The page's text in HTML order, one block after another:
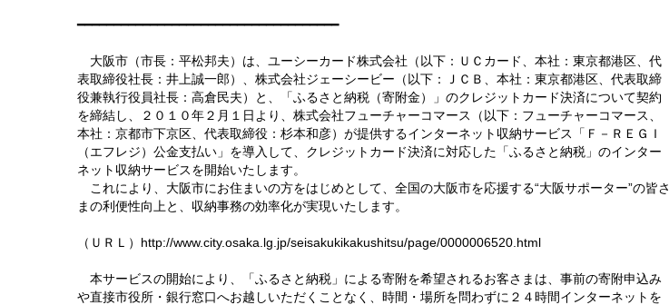
━━━━━━━━━━━━━━━━━━━━━━━━━━━━━━━━━━━━
大阪市（市長：平松邦夫）は、ユーシーカード株式会社（以下：ＵＣカード、本社：東京都港区、代
表取締役社長：井上誠一郎）、株式会社ジェーシービー（以下：ＪＣＢ、本社：東京都港区、代表取締
役兼執行役員社長：高倉民夫）と、「ふるさと納税（寄附金）」のクレジットカード決済について契約
を締結し、２０１０年２月１日より、株式会社フューチャーコマース（以下：フューチャーコマース、
本社：京都市下京区、代表取締役：杉本和彦）が提供するインターネット収納サービス「Ｆ－ＲＥＧＩ
（エフレジ）公金支払い」を導入して、クレジットカード決済に対応した「ふるさと納税」のインター
ネット収納サービスを開始いたします。
これにより、大阪市にお住まいの方をはじめとして、全国の大阪市を応援する“大阪サポーター”の皆さ
まの利便性向上と、収納事務の効率化が実現いたします。
（ＵＲＬ）http://www.city.osaka.lg.jp/seisakukikakushitsu/page/0000006520.html
本サービスの開始により、「ふるさと納税」による寄附を希望されるお客さまは、事前の寄附申込み
や直接市役所・銀行窓口へお越しいただくことなく、時間・場所を問わずに２４時間インターネットを